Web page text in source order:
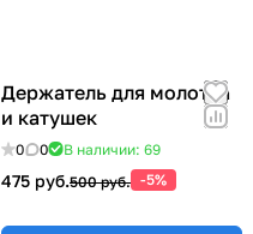
Держатель для молотка
и катушек
0 0 В наличии: 69
475 руб.500 руб. -5%